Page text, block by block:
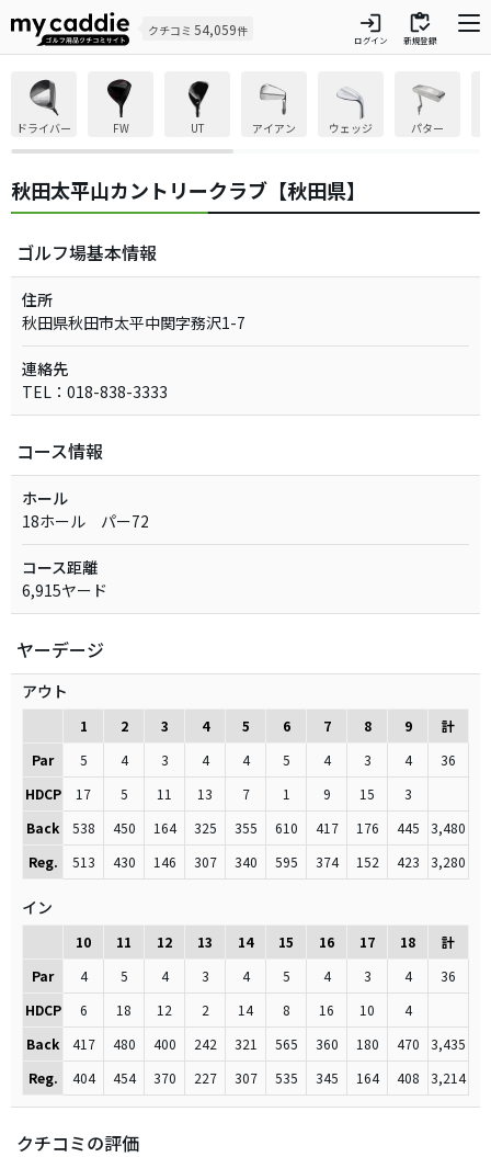
クチコミ 54,059件 login
ログイン
inventory
新規登録
ドライバー FW UT アイアン ウェッジ パター
秋田太平山カントリークラブ【秋田県】
ゴルフ場基本情報
住所
秋田県秋田市太平中関字務沢1-7
連絡先
TEL：018-838-3333
コース情報
ホール
18ホール パー72
コース距離
6,915ヤード
ヤーデージ
アウト
1 2 3 4 5 6 7 8 9
計
Par
5 4 3 4 4 5 4 3 4
36
HDCP
17 5 11 13 7 1 9 15
3
Back
538 450 164 325 355 610 417 176 445
3,480
Reg.
513 430 146 307 340 595 374 152 423 3,280
イン
10 11 12 13 14 15 16 17 18
計
Par
4 5 4 3 4 5 4 3 4
36
HDCP
6 18 12 2 14 8 16 10
4
Back
417 480 400 242 321 565 360 180 470
3,435
Reg.
404 454 370 227 307 535 345 164 408 3,214
クチコミの評価